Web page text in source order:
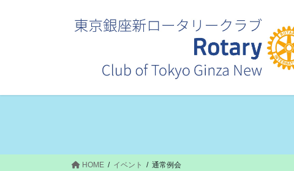
ス
ン
HOME イベント 通常例会